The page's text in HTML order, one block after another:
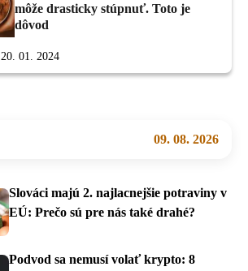
môže drasticky stúpnuť. Toto je
dôvod
20. 01. 2024
09. 08. 2026
Slováci majú 2. najlacnejšie potraviny v
EÚ: Prečo sú pre nás také drahé?
Podvod sa nemusí volať krypto: 8